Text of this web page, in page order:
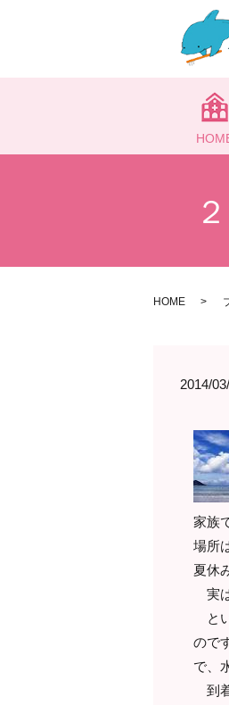
HOME
2014/
家族
場所
夏休
実
と
ので
で、
到